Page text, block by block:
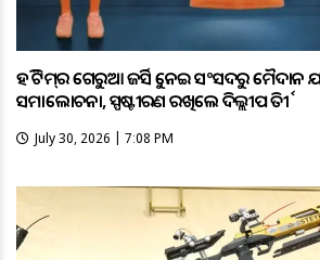
ହକି ଟିମ୍‌ର ଗେରୁଆ ଜର୍ସିକୁ ନେଇ ସଂସଦରୁ ମୈଦାନ
ସମାଲୋଚନା, ସ୍ପଷ୍ଟୀକରଣ ରଖିଲେ ଦିଲ୍ଲୀପ ତିର୍କୀ
July 30, 2026 | 7:08 PM